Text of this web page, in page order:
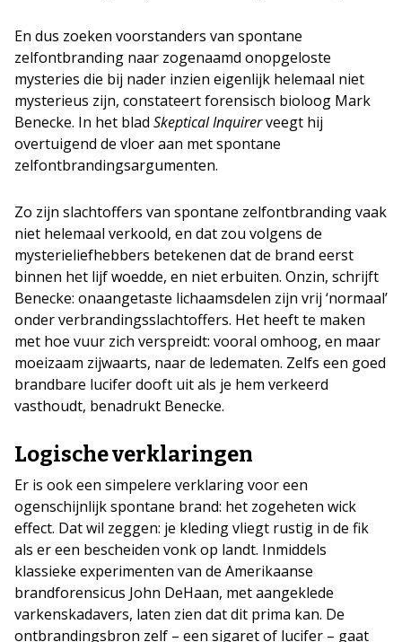
En dus zoeken voorstanders van spontane
zelfontbranding naar zogenaamd onopgeloste
mysteries die bij nader inzien eigenlijk helemaal niet
mysterieus zijn, constateert forensisch bioloog Mark
Benecke. In het blad Skeptical Inquirerveegt hij
overtuigend de vloer aan met spontane
zelfontbrandingsargumenten.
Zo zijn slachtoffers van spontane zelfontbranding vaak
niet helemaal verkoold, en dat zou volgens de
mysterieliefhebbers betekenen dat de brand eerst
binnen het lijf woedde, en niet erbuiten. Onzin, schrijft
Benecke: onaangetaste lichaamsdelen zijn vrij ‘normaal’
onder verbrandingsslachtoffers. Het heeft te maken
met hoe vuur zich verspreidt: vooral omhoog, en maar
moeizaam zijwaarts, naar de ledematen. Zelfs een goed
brandbare lucifer dooft uit als je hem verkeerd
vasthoudt, benadrukt Benecke.
Logische verklaringen
Er is ook een simpelere verklaring voor een
ogenschijnlijk spontane brand: het zogeheten wick
effect. Dat wil zeggen: je kleding vliegt rustig in de fik
als er een bescheiden vonk op landt. Inmiddels
klassieke experimenten van de Amerikaanse
brandforensicus John DeHaan, met aangeklede
varkenskadavers, laten zien dat dit prima kan. De
ontbrandingsbron zelf – een sigaret of lucifer – gaat